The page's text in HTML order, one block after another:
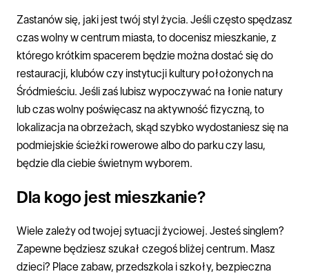
Zastanów się, jaki jest twój styl życia. Jeśli często spędzasz
czas wolny w centrum miasta, to docenisz mieszkanie, z
którego krótkim spacerem będzie można dostać się do
restauracji, klubów czy instytucji kultury położonych na
Śródmieściu. Jeśli zaś lubisz wypoczywać na łonie natury
lub czas wolny poświęcasz na aktywność fizyczną, to
lokalizacja na obrzeżach, skąd szybko wydostaniesz się na
podmiejskie ścieżki rowerowe albo do parku czy lasu,
będzie dla ciebie świetnym wyborem.
Dla kogo jest mieszkanie?
Wiele zależy od twojej sytuacji życiowej. Jesteś singlem?
Zapewne będziesz szukał czegoś bliżej centrum. Masz
dzieci? Place zabaw, przedszkola i szkoły, bezpieczna